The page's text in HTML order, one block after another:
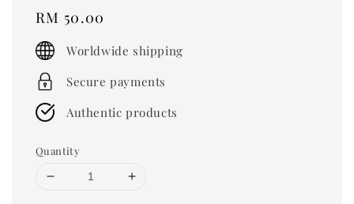
Regular
price
RM 50.00
Worldwide shipping
Secure payments
Authentic products
Quantity